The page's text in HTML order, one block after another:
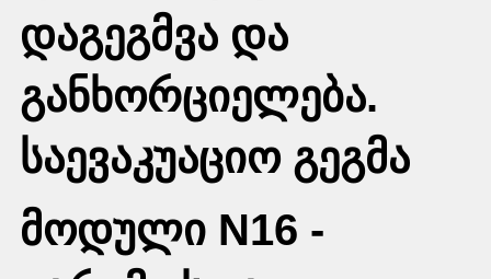
დაგეგმვა და
განხორციელება.
საევაკუაციო გეგმა
მოდული N16 -